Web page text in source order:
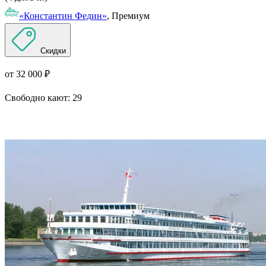
«Константин Федин», Премиум
Скидки
от 32 000 ₽
Свободно кают: 29